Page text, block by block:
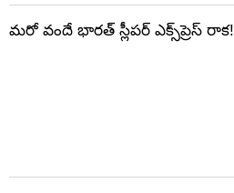
మరో వందే భారత్ స్లీపర్ ఎక్స్‌ప్రెస్ రాక!